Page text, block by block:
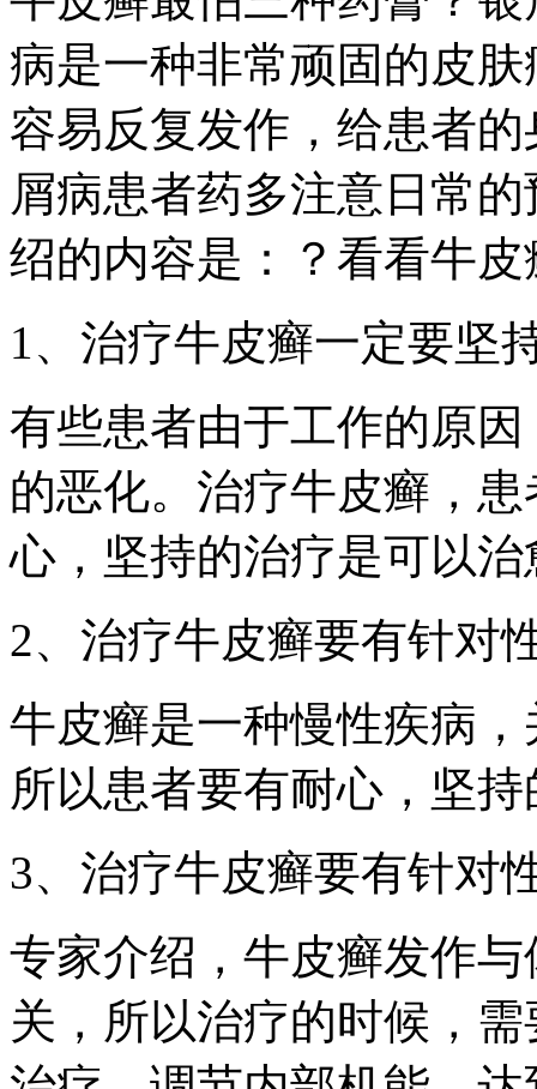
病是一种非常顽固的皮
容易反复发作，给患者
屑病患者药多注意日常
绍的内容是：？看看牛
1、治疗牛皮癣一定要坚
有些患者由于工作的原
的恶化。治疗牛皮癣，
心，坚持的治疗是可以治
2、治疗牛皮癣要有针对
牛皮癣是一种慢性疾病
所以患者要有耐心，坚
3、治疗牛皮癣要有针对
专家介绍，牛皮癣发作
关，所以治疗的时候，